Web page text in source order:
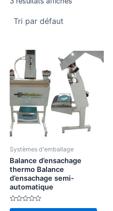
Systèmes d'emballage
Balance d’ensachage
thermo Balance
d’ensachage semi-
automatique
Note